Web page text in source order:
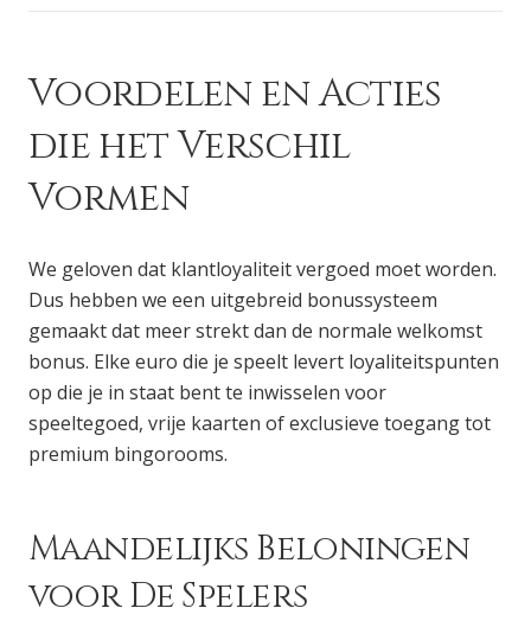
Voordelen en Acties
die het Verschil
Vormen
We geloven dat klantloyaliteit vergoed moet worden.
Dus hebben we een uitgebreid bonussysteem
gemaakt dat meer strekt dan de normale welkomst
bonus. Elke euro die je speelt levert loyaliteitspunten
op die je in staat bent te inwisselen voor
speeltegoed, vrije kaarten of exclusieve toegang tot
premium bingorooms.
Maandelijks Beloningen
voor De Spelers